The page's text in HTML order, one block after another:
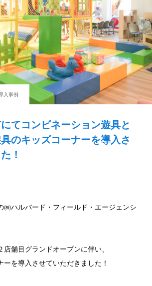
入事例
てコンビネーション遊具と
のキッズコーナーを導入さ
！
㈱ハルバード・フィールド・エージェンシ
舗目グランドオープンに伴い、
ーを導入させていただきました！